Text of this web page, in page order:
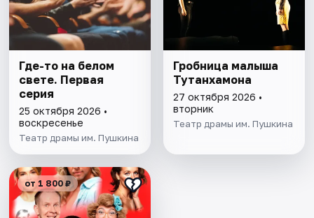
Где-то на белом
свете. Первая
серия
25 октября 2026 •
воскресенье
Театр драмы им. Пушкина
Гробница малыша
Тутанхамона
27 октября 2026 •
вторник
Театр драмы им. Пушкина
от 1 800 ₽